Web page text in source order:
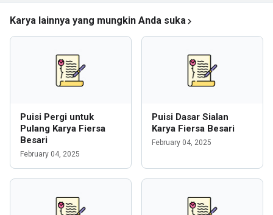
Karya lainnya yang mungkin Anda suka
Puisi Pergi untuk
Pulang Karya Fiersa
Besari
February 04, 2025
Puisi Dasar Sialan
Karya Fiersa Besari
February 04, 2025